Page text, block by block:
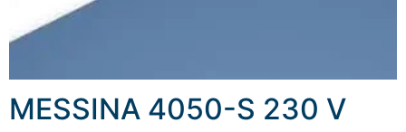
MESSINA 4050-S 230 V